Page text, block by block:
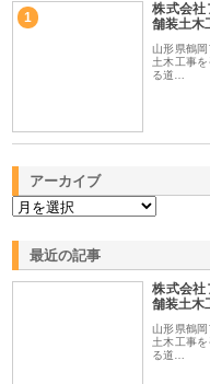
1
株式会社
舗装土木
山形県鶴
土木工事
る道…
アーカイブ
最近の記事
株式会社
舗装土木
山形県鶴
土木工事
る道…